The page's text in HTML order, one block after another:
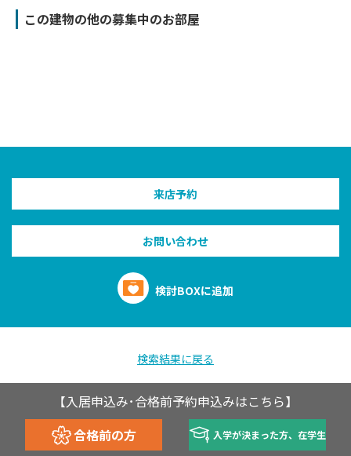
この建物の他の募集中のお部屋
来店予約
お問い合わせ
検討BOXに追加
検索結果に戻る
【入居申込み･合格前予約申込みはこちら】
合格前の方
入学が決まった方、在学生